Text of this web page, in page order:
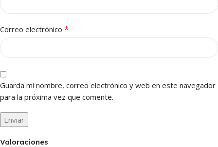
Valoraciones
Correo electrónico *
Guarda mi nombre, correo electrónico y web en este navegador
para la próxima vez que comente.